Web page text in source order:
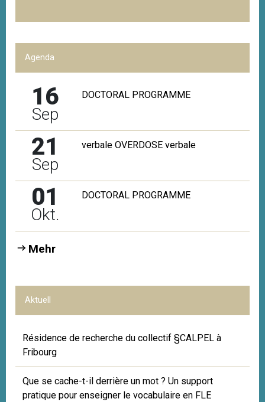
Agenda
16
Sep
DOCTORAL PROGRAMME
21
Sep
verbale OVERDOSE verbale
01
Okt.
DOCTORAL PROGRAMME
Mehr
Aktuell
Résidence de recherche du collectif §CALPEL à
Fribourg
Que se cache-t-il derrière un mot ? Un support
pratique pour enseigner le vocabulaire en FLE